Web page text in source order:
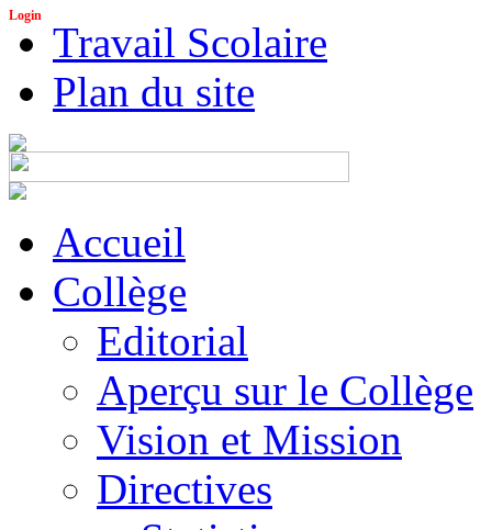
Login
Travail Scolaire
Plan du site
Accueil
Collège
Editorial
Aperçu sur le Collège
Vision et Mission
Directives